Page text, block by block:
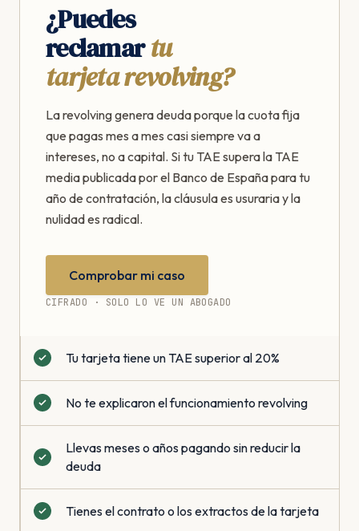
¿Puedes
reclamartu
tarjeta revolving?
La revolving genera deuda porque la cuota fija
que pagas mes a mes casi siempre va a
intereses, no a capital. Si tu TAE supera la TAE
media publicada por el Banco de España para tu
año de contratación, la cláusula es usuraria y la
nulidad es radical.
Comprobar mi caso
CIFRADO · SOLO LO VE UN ABOGADO
Tu tarjeta tiene un TAE superior al 20%
No te explicaron el funcionamiento revolving
Llevas meses o años pagando sin reducir la
deuda
Tienes el contrato o los extractos de la tarjeta